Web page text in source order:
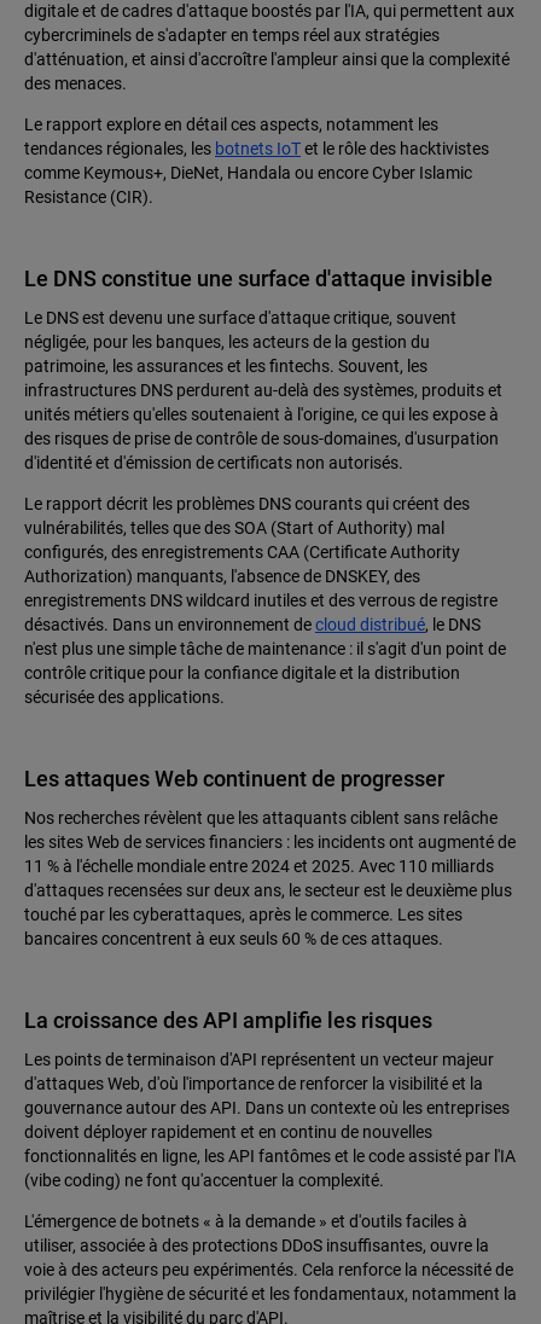
digitale et de cadres d'attaque boostés par l'IA, qui permettent aux
cybercriminels de s'adapter en temps réel aux stratégies
d'atténuation, et ainsi d'accroître l'ampleur ainsi que la complexité
des menaces.
Le rapport explore en détail ces aspects, notamment les
tendances régionales, les botnets IoTet le rôle des hacktivistes
comme Keymous+, DieNet, Handala ou encore Cyber Islamic
Resistance (CIR).
Le DNS constitue une surface d'attaque invisible
Le DNS est devenu une surface d'attaque critique, souvent
négligée, pour les banques, les acteurs de la gestion du
patrimoine, les assurances et les fintechs. Souvent, les
infrastructures DNS perdurent au-delà des systèmes, produits et
unités métiers qu'elles soutenaient à l'origine, ce qui les expose à
des risques de prise de contrôle de sous-domaines, d'usurpation
d'identité et d'émission de certificats non autorisés.
Le rapport décrit les problèmes DNS courants qui créent des
vulnérabilités, telles que des SOA (Start of Authority) mal
configurés, des enregistrements CAA (Certificate Authority
Authorization) manquants, l'absence de DNSKEY, des
enregistrements DNS wildcard inutiles et des verrous de registre
désactivés. Dans un environnement decloud distribué, le DNS
n'est plus une simple tâche de maintenance : il s'agit d'un point de
contrôle critique pour la confiance digitale et la distribution
sécurisée des applications.
Les attaques Web continuent de progresser
Nos recherches révèlent que les attaquants ciblent sans relâche
les sites Web de services financiers : les incidents ont augmenté de
11 % à l'échelle mondiale entre 2024 et 2025. Avec 110 milliards
d'attaques recensées sur deux ans, le secteur est le deuxième plus
touché par les cyberattaques, après le commerce. Les sites
bancaires concentrent à eux seuls 60 % de ces attaques.
La croissance des API amplifie les risques
Les points de terminaison d'API représentent un vecteur majeur
d'attaques Web, d'où l'importance de renforcer la visibilité et la
gouvernance autour des API. Dans un contexte où les entreprises
doivent déployer rapidement et en continu de nouvelles
fonctionnalités en ligne, les API fantômes et le code assisté par l'IA
(vibe coding) ne font qu'accentuer la complexité.
L'émergence de botnets « à la demande » et d'outils faciles à
utiliser, associée à des protections DDoS insuffisantes, ouvre la
voie à des acteurs peu expérimentés. Cela renforce la nécessité de
privilégier l'hygiène de sécurité et les fondamentaux, notamment la
maîtrise et la visibilité du parc d'API.